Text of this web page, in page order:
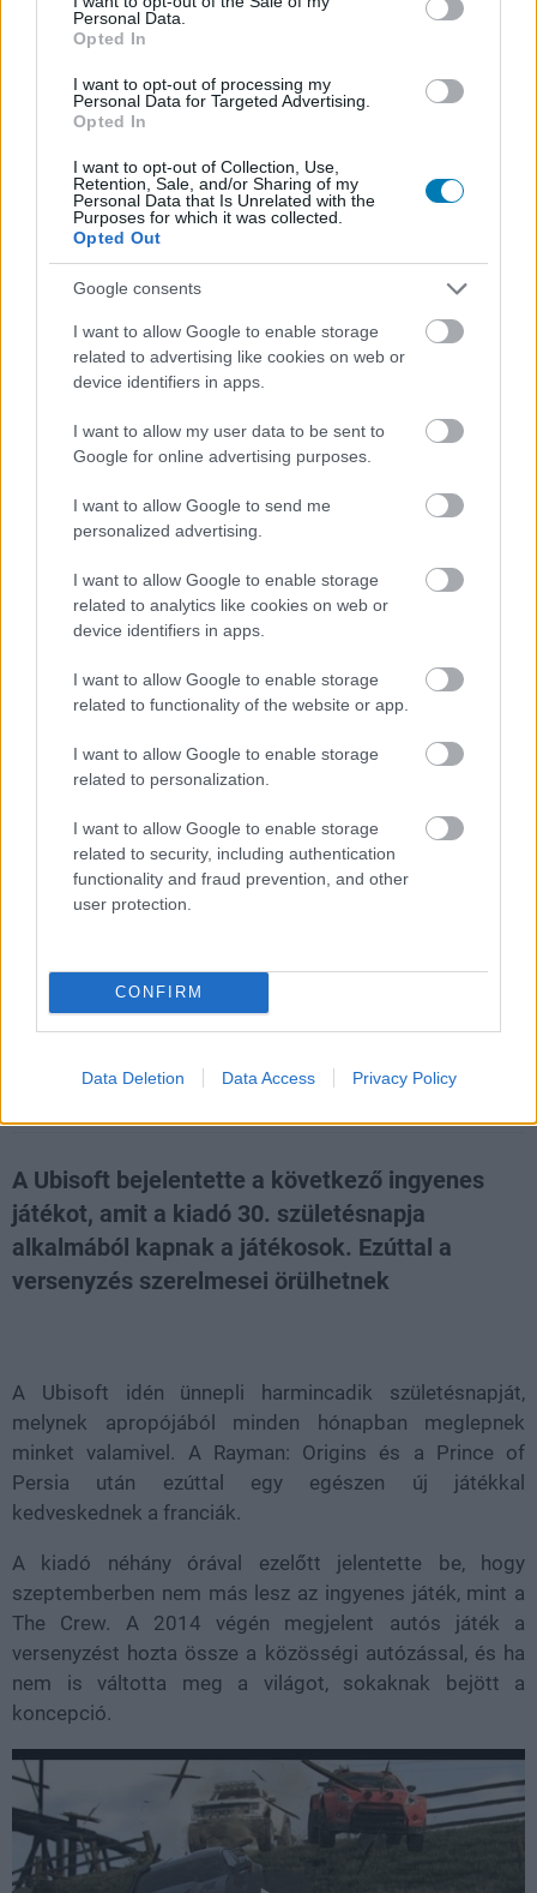
Personal Data.
Opted In
I want to opt-out of processing my
Personal Data for Targeted Advertising.
Opted In
I want to opt-out of Collection, Use,
Retention, Sale, and/or Sharing of my
Personal Data that Is Unrelated with the
Purposes for which it was collected.
Opted Out
Google consents
I want to allow Google to enable storage
related to advertising like cookies on web or
device identifiers in apps.
I want to allow my user data to be sent to
Google for online advertising purposes.
I want to allow Google to send me
personalized advertising.
I want to allow Google to enable storage
related to analytics like cookies on web or
device identifiers in apps.
I want to allow Google to enable storage
related to functionality of the website or app.
I want to allow Google to enable storage
related to personalization.
I want to allow Google to enable storage
related to security, including authentication
functionality and fraud prevention, and other
user protection.
CONFIRM
Data Deletion Data Access Privacy Policy
Battlefield 1
AMI TETSZETT
izgalmas WW I hadjáratok
pazar 64 fős multiplayer
AMI NEM TETSZETT
már most csalók rontják a játékélményt
lassú töltési idő
Ütős lesz a Ubisoft következő
ingyenes játéka
2016 szeptember 7. 20:52
A Ubisoft bejelentette a következő ingyenes
játékot, amit a kiadó 30. születésnapja
alkalmából kapnak a játékosok. Ezúttal a
versenyzés szerelmesei örülhetnek
A Ubisoft idén ünnepli harmincadik születésnapját,
melynek apropójából minden hónapban meglepnek
minket valamivel. A Rayman: Origins és a Prince of
Persia után ezúttal egy egészen új játékkal
kedveskednek a franciák.
A kiadó néhány órával ezelőtt jelentette be, hogy
szeptemberben nem más lesz az ingyenes játék, mint a
The Crew. A 2014 végén megjelent autós játék a
versenyzést hozta össze a közösségi autózással, és ha
nem is váltotta meg a világot, sokaknak bejött a
koncepció.